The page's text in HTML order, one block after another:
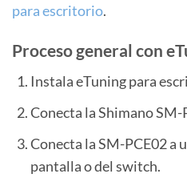
para escritorio.
Proceso general con
Instala eTuning para
Conecta la Shimano SM-
Conecta la SM-PCE02 a
pantalla o del switch.